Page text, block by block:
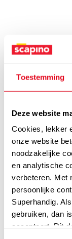
Toestemming
Deze website
Cookies, lekker
onze website
noodzakelijke
en analytische
verbeteren. Met
persoonlijke
Superhandig.
gebruiken, dan
accepteert. Dit